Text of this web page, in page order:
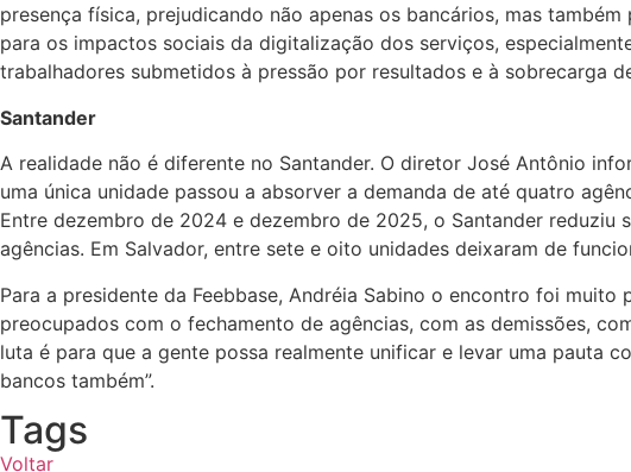
presença física, prejudicando não apenas os bancários, mas
para os impactos sociais da digitalização dos serviços,
trabalhadores submetidos à pressão por resultados e à sobrecarga
Santander
A realidade não é diferente no Santander. O diretor José Antônio
uma única unidade passou a absorver a demanda de até quatro
Entre dezembro de 2024 e dezembro de 2025, o Santander
agências. Em Salvador, entre sete e oito unidades deixaram de
Para a presidente da Feebbase, Andréia Sabino o encontro foi
preocupados com o fechamento de agências, com as demissões,
luta é para que a gente possa realmente unificar e levar uma pauta
bancos também”.
Tags
Voltar